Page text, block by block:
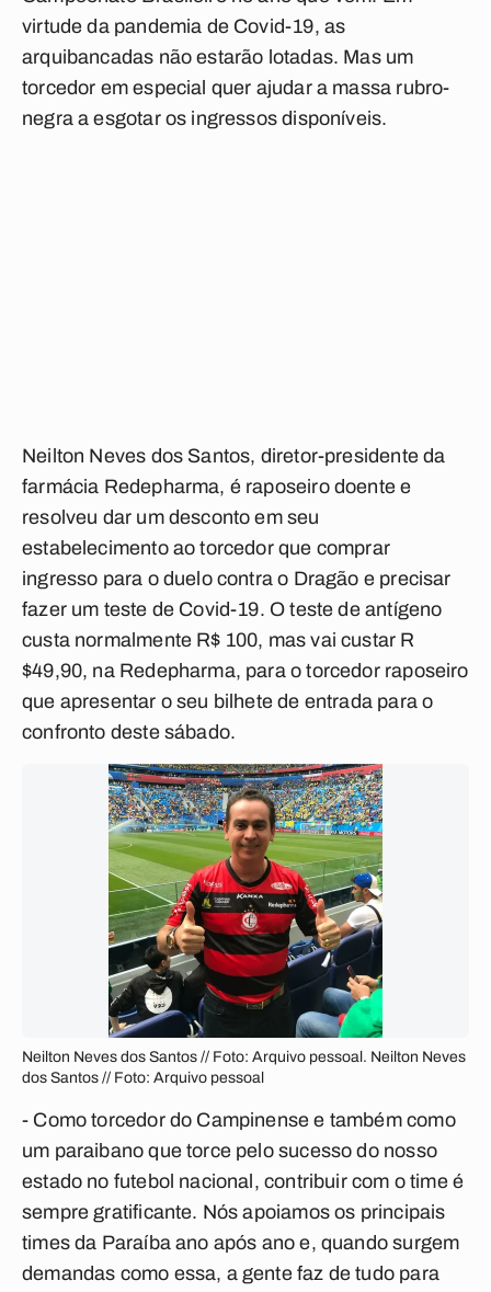
virtude da pandemia de Covid-19, as
arquibancadas não estarão lotadas. Mas um
torcedor em especial quer ajudar a massa rubro-
negra a esgotar os ingressos disponíveis.
Neilton Neves dos Santos, diretor-presidente da
farmácia Redepharma, é raposeiro doente e
resolveu dar um desconto em seu
estabelecimento ao torcedor que comprar
ingresso para o duelo contra o Dragão e precisar
fazer um teste de Covid-19. O teste de antígeno
custa normalmente R$ 100, mas vai custar R
$49,90, na Redepharma, para o torcedor raposeiro
que apresentar o seu bilhete de entrada para o
confronto deste sábado.
Neilton Neves dos Santos // Foto: Arquivo pessoal. Neilton Neves
dos Santos // Foto: Arquivo pessoal
- Como torcedor do Campinense e também como
um paraibano que torce pelo sucesso do nosso
estado no futebol nacional, contribuir com o time é
sempre gratificante. Nós apoiamos os principais
times da Paraíba ano após ano e, quando surgem
demandas como essa, a gente faz de tudo para